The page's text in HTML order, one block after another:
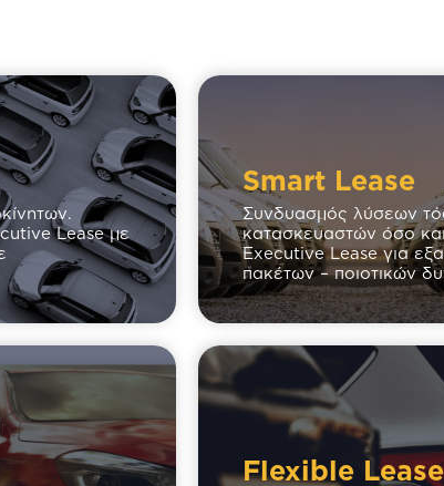
Lease με
Smart Lease
Συνδυασμός λύσεων
κατασκευαστών όσο
Executive Lease για
πακέτων – ποιοτικών
Flexible Lease